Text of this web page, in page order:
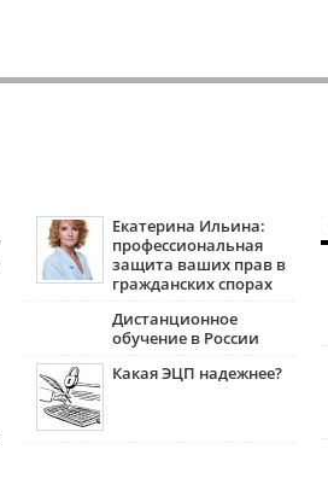
Екатерина Ильина:
профессиональная
защита ваших прав в
гражданских спорах
Дистанционное
обучение в России
Какая ЭЦП надежнее?